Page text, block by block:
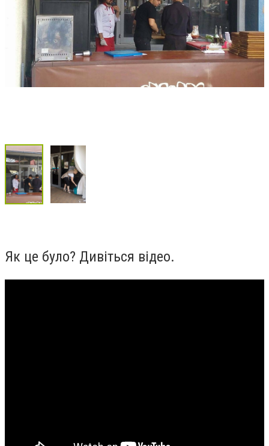
Як це було? Дивіться відео.